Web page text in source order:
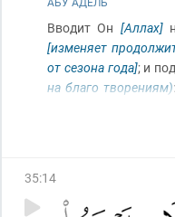
Вводит Он [Аллах]
[изменяет
от сезона года]; и
на благо творениям)
движется до
полностью
Его знанию и
35:14